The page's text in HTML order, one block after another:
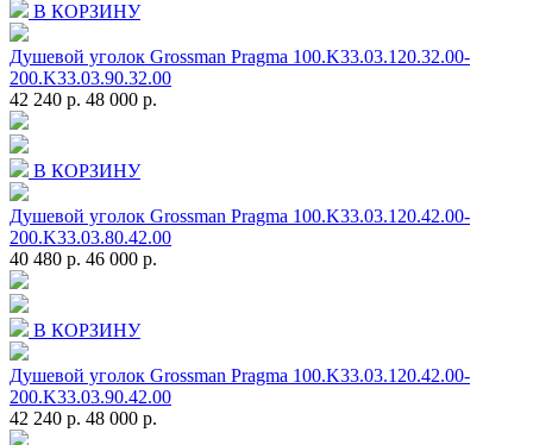
В КОРЗИНУ
Душевой уголок Grossman Pragma 100.K33.03.120.32.00-
200.K33.03.90.32.00
42 240 р. 48 000 р.
В КОРЗИНУ
Душевой уголок Grossman Pragma 100.K33.03.120.42.00-
200.K33.03.80.42.00
40 480 р. 46 000 р.
В КОРЗИНУ
Душевой уголок Grossman Pragma 100.K33.03.120.42.00-
200.K33.03.90.42.00
42 240 р. 48 000 р.